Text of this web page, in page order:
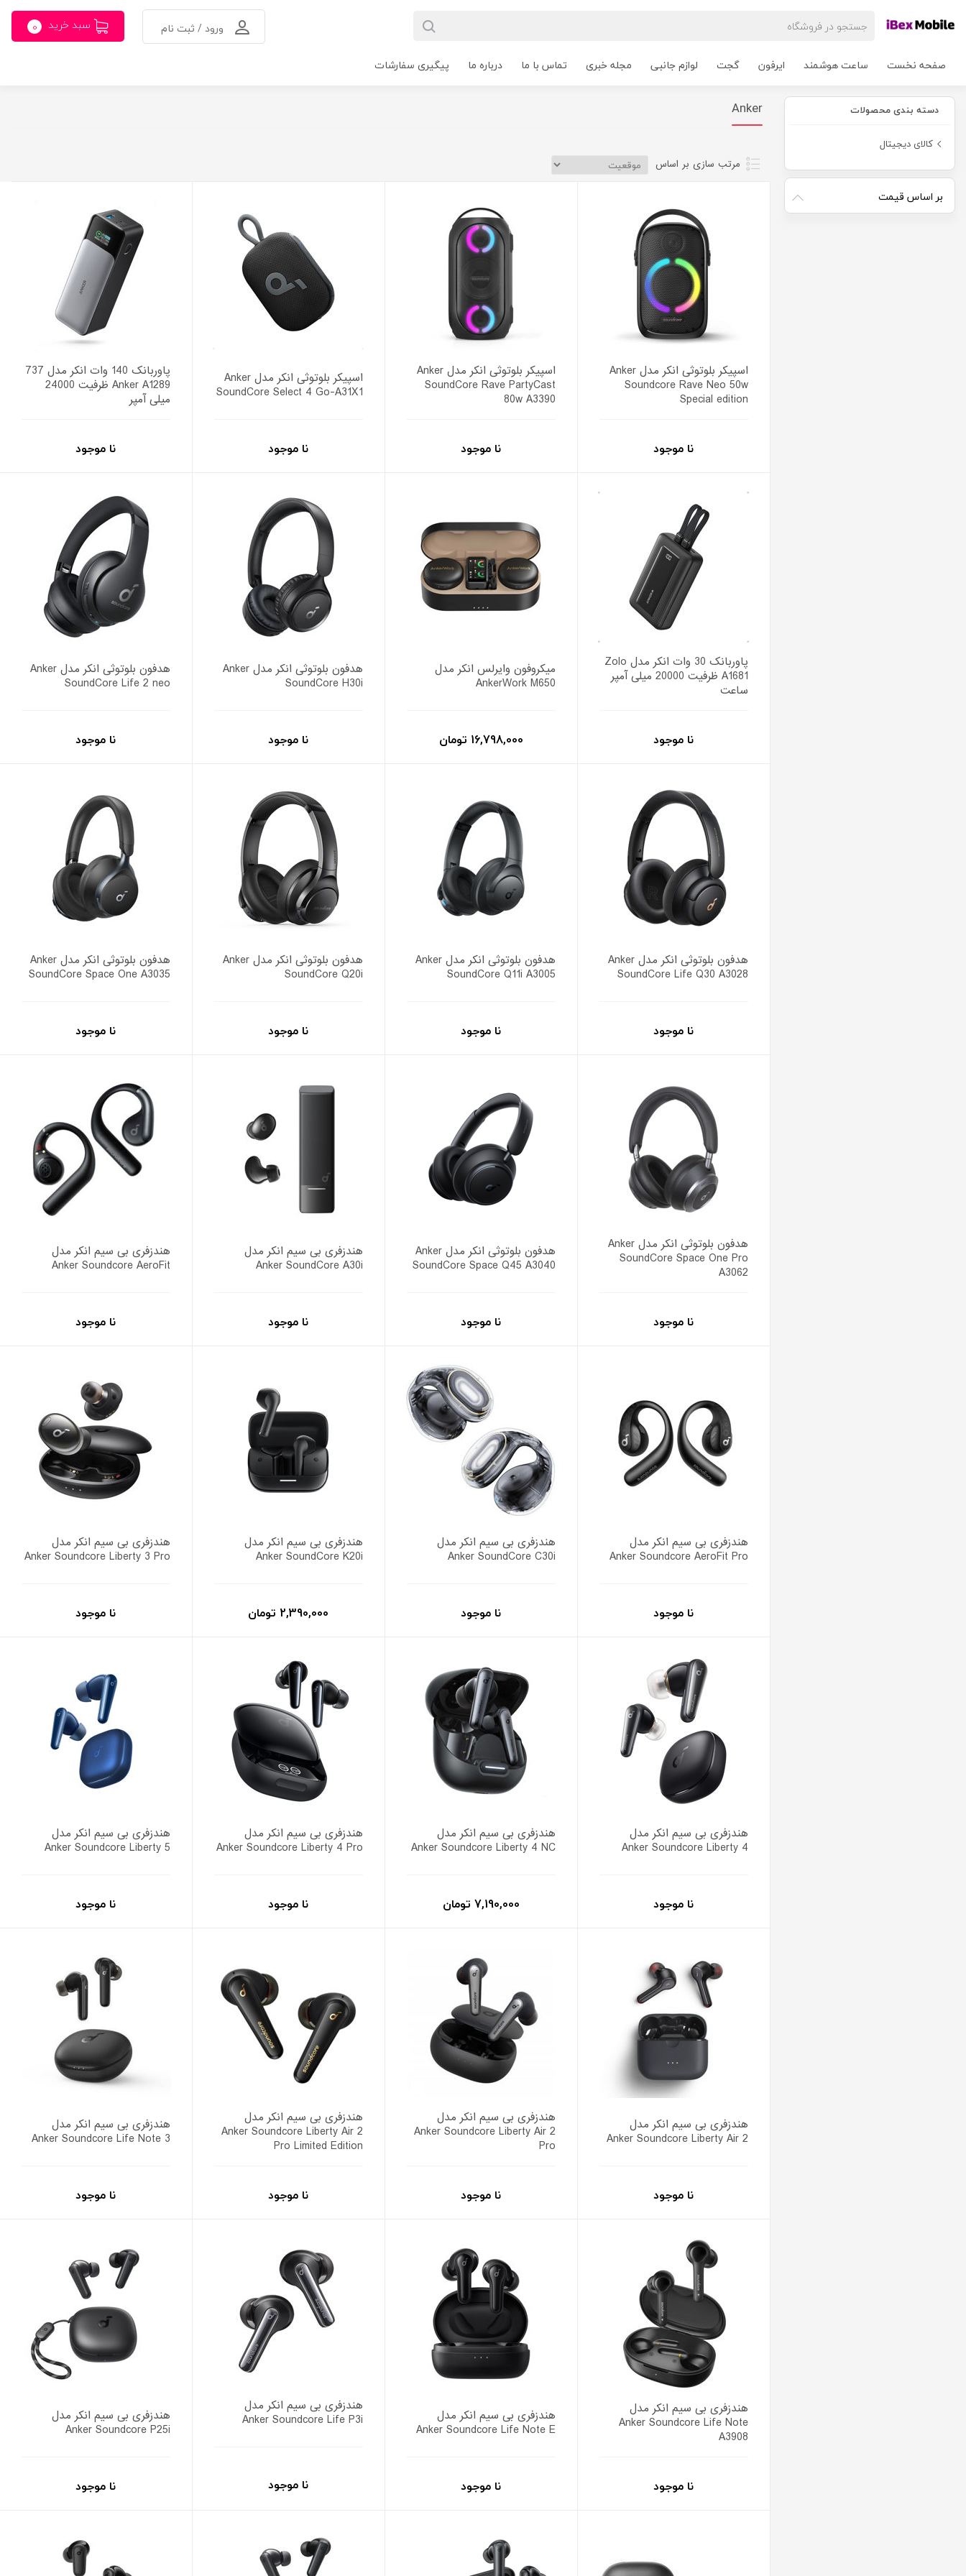
ورود / ثبت نام سبد خرید 0
صفحه نخست ساعت هوشمند ایرفون گجت لوازم جانبی مجله خبری تماس با ما درباره ما پیگیری سفارشات
دسته بندی محصولات
کالای دیجیتال
بر اساس قیمت
Anker
مرتب سازی بر اساس
اسپیکر بلوتوثی انکر مدل Anker
Soundcore Rave Neo 50w
Special edition
نا موجود
اسپیکر بلوتوثی انکر مدل Anker
SoundCore Rave PartyCast
80w A3390
نا موجود
اسپیکر بلوتوثی انکر مدل Anker
SoundCore Select 4 Go-A31X1
نا موجود
پاوربانک 140 وات انکر مدل 737
Anker A1289 ظرفیت 24000
میلی آمپر
نا موجود
پاوربانک 30 وات انکر مدل Zolo
A1681 ظرفیت 20000 میلی آمپر
ساعت
نا موجود
میکروفون وایرلس انکر مدل
AnkerWork M650
16,798,000 تومان
هدفون بلوتوثی انکر مدل Anker
SoundCore H30i
نا موجود
هدفون بلوتوثی انکر مدل Anker
SoundCore Life 2 neo
نا موجود
هدفون بلوتوثی انکر مدل Anker
SoundCore Life Q30 A3028
نا موجود
هدفون بلوتوثی انکر مدل Anker
SoundCore Q11i A3005
نا موجود
هدفون بلوتوثی انکر مدل Anker
SoundCore Q20i
نا موجود
هدفون بلوتوثی انکر مدل Anker
SoundCore Space One A3035
نا موجود
هدفون بلوتوثی انکر مدل Anker
SoundCore Space One Pro
A3062
نا موجود
هدفون بلوتوثی انکر مدل Anker
SoundCore Space Q45 A3040
نا موجود
هندزفری بی سیم انکر مدل
Anker SoundCore A30i
نا موجود
هندزفری بی سیم انکر مدل
Anker Soundcore AeroFit
نا موجود
هندزفری بی سیم انکر مدل
Anker Soundcore AeroFit Pro
نا موجود
هندزفری بی سیم انکر مدل
Anker SoundCore C30i
نا موجود
هندزفری بی سیم انکر مدل
Anker SoundCore K20i
2,390,000 تومان
هندزفری بی سیم انکر مدل
Anker Soundcore Liberty 3 Pro
نا موجود
هندزفری بی سیم انکر مدل
Anker Soundcore Liberty 4
نا موجود
هندزفری بی سیم انکر مدل
Anker Soundcore Liberty 4 NC
7,190,000 تومان
هندزفری بی سیم انکر مدل
Anker Soundcore Liberty 4 Pro
نا موجود
هندزفری بی سیم انکر مدل
Anker Soundcore Liberty 5
نا موجود
هندزفری بی سیم انکر مدل
Anker Soundcore Liberty Air 2
نا موجود
هندزفری بی سیم انکر مدل
Anker Soundcore Liberty Air 2
Pro
نا موجود
هندزفری بی سیم انکر مدل
Anker Soundcore Liberty Air 2
Pro Limited Edition
نا موجود
هندزفری بی سیم انکر مدل
Anker Soundcore Life Note 3
نا موجود
هندزفری بی سیم انکر مدل
Anker Soundcore Life Note
A3908
نا موجود
هندزفری بی سیم انکر مدل
Anker Soundcore Life Note E
نا موجود
هندزفری بی سیم انکر مدل
Anker Soundcore Life P3i
نا موجود
هندزفری بی سیم انکر مدل
Anker Soundcore P25i
نا موجود